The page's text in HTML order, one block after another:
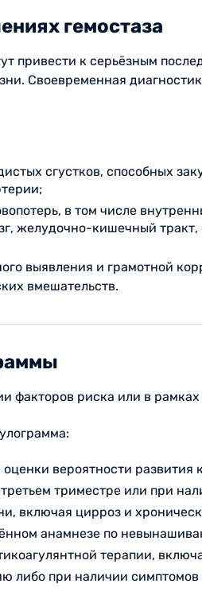
гемостаза
привести к серьёзным
Своевременная
сгустков, способных
в том числе
желудочно-кишечный тракт,
выявления и грамотной
вмешательств.
факторов риска или в
вероятности
триместре или при
включая цирроз и
анамнезе по
терапии,
либо при наличии